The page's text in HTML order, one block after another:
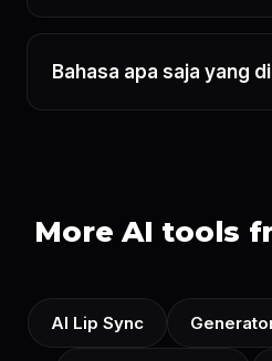
Bahasa apa saja yang
More AI tools
AI Lip Sync